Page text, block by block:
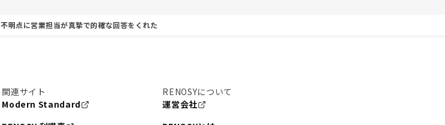
不明点に営業担当が真摯で的確な回答をくれた
関連サイト
Modern Standard
RENOSYについて
運営会社